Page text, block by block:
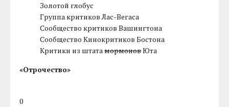
Золотой глобус
Группа критиков Лас-Вегаса
Сообщество критиков Вашингтона
Сообщество Кинокритиков Бостона
Критики из штатамормоновЮта
«Отрочество»
0